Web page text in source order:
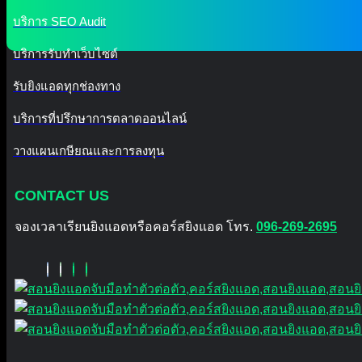
บริการ SEO Audit
บริการรับทำเว็บไซต์
รับยิงแอดทุกช่องทาง
บริการที่ปรึกษาการตลาดออนไลน์
วางแผนเกษียณและการลงทุน
CONTACT US
จองเวลาเรียนยิงแอดหรือคอร์สยิงแอด โทร. 096-269-2695